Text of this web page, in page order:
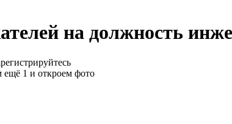
на должность
ещё 1 и откроем фото